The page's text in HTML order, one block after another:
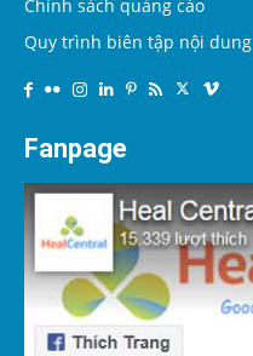
Chính sách quảng cáo
Quy trình biên tập nội dung
Fanpage